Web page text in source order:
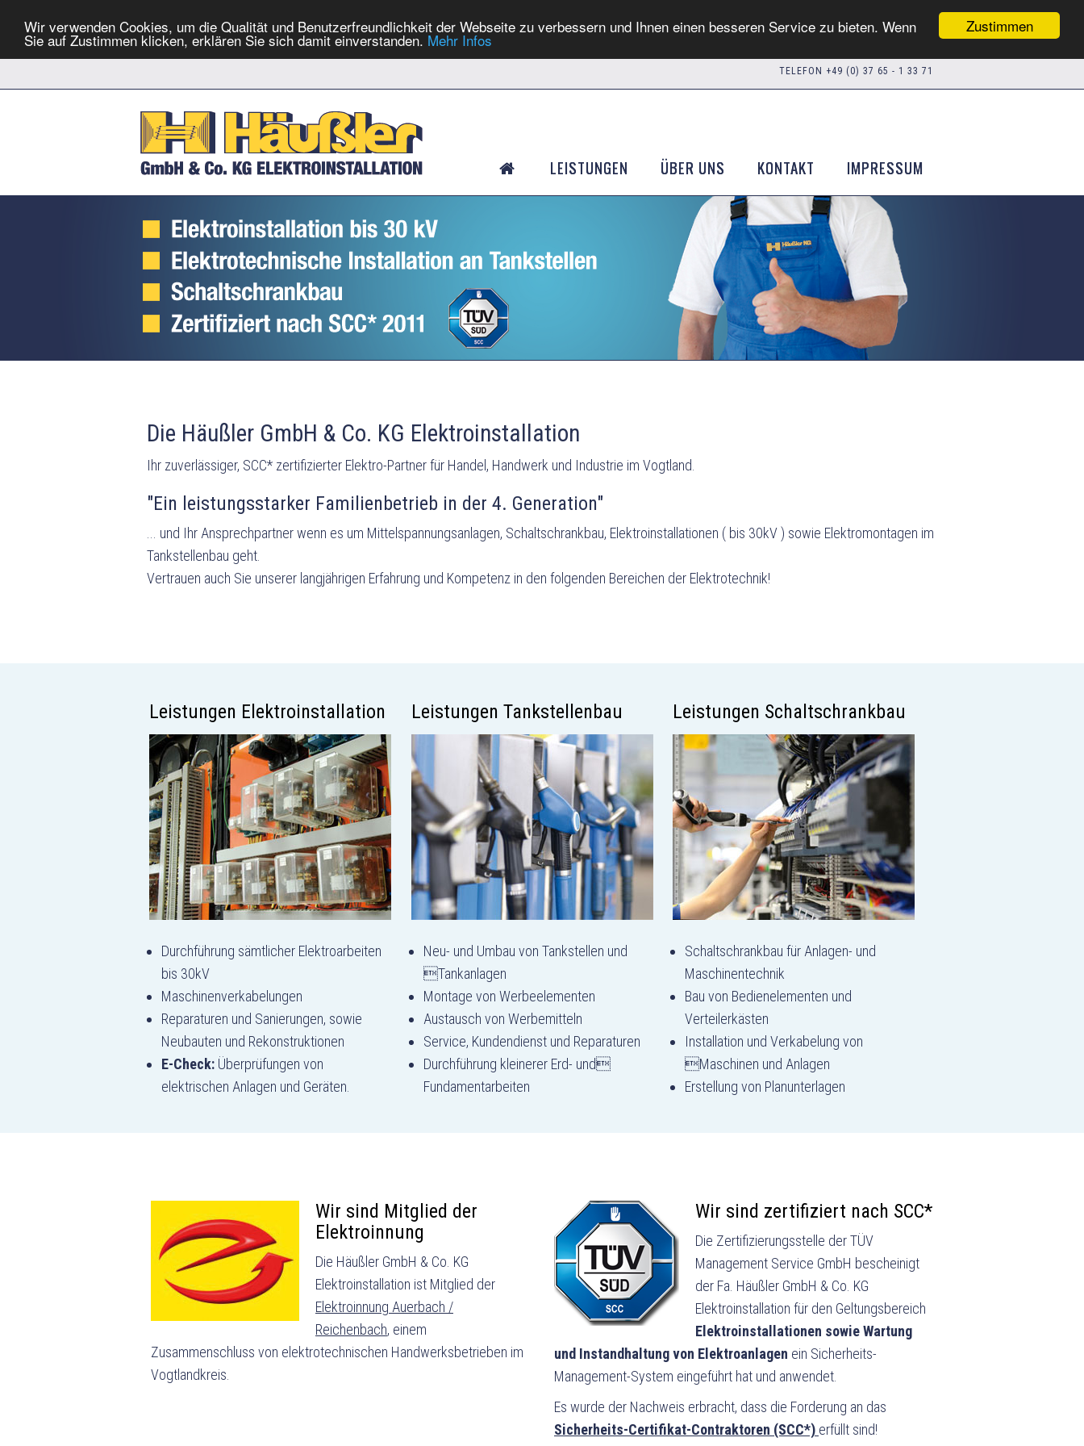
Zustimmen
Wir verwenden Cookies, um die Qualität und Benutzerfreundlichkeit der Webseite zu verbessern und Ihnen einen besseren Service zu bieten. Wenn
Sie auf Zustimmen klicken, erklären Sie sich damit einverstanden. Mehr Infos
TELEFON +49 (0) 37 65 - 1 33 71
LEISTUNGEN ÜBER UNS KONTAKT IMPRESSUM
Die Häußler GmbH & Co. KG Elektroinstallation
Ihr zuverlässiger, SCC* zertifizierter Elektro-Partner für Handel, Handwerk und Industrie im Vogtland.
"Ein leistungsstarker Familienbetrieb in der 4. Generation"
... und Ihr Ansprechpartner wenn es um Mittelspannungsanlagen, Schaltschrankbau, Elektroinstallationen ( bis 30kV ) sowie Elektromontagen im
Tankstellenbau geht.
Vertrauen auch Sie unserer langjährigen Erfahrung und Kompetenz in den folgenden Bereichen der Elektrotechnik!
Leistungen Elektroinstallation
Durchführung sämtlicher Elektroarbeiten
bis 30kV
Maschinenverkabelungen
Reparaturen und Sanierungen, sowie
Neubauten und Rekonstruktionen
E-Check: Überprüfungen von
elektrischen Anlagen und Geräten.
Leistungen Tankstellenbau
Neu- und Umbau von Tankstellen und
Tankanlagen
Montage von Werbeelementen
Austausch von Werbemitteln
Service, Kundendienst und Reparaturen
Durchführung kleinerer Erd- und
Fundamentarbeiten
Leistungen Schaltschrankbau
Schaltschrankbau für Anlagen- und
Maschinentechnik
Bau von Bedienelementen und
Verteilerkästen
Installation und Verkabelung von
Maschinen und Anlagen
Erstellung von Planunterlagen
Wir sind Mitglied der
Elektroinnung
Die Häußler GmbH & Co. KG
Elektroinstallation ist Mitglied der
Elektroinnung Auerbach /
Reichenbach, einem
Zusammenschluss von elektrotechnischen Handwerksbetrieben im
Vogtlandkreis.
Wir sind zertifiziert nach SCC*
Die Zertifizierungsstelle der TÜV
Management Service GmbH bescheinigt
der Fa. Häußler GmbH & Co. KG
Elektroinstallation für den Geltungsbereich
Elektroinstallationen sowie Wartung
und Instandhaltung von Elektroanlagen ein Sicherheits-
Management-System eingeführt hat und anwendet.
Es wurde der Nachweis erbracht, dass die Forderung an das
Sicherheits-Certifikat-Contraktoren (SCC*) erfüllt sind!